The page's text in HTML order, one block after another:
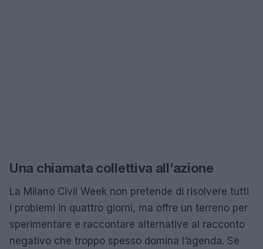
Una chiamata collettiva all’azione
La Milano Civil Week non pretende di risolvere tutti
i problemi in quattro giorni, ma offre un terreno per
sperimentare e raccontare alternative al racconto
negativo che troppo spesso domina l’agenda. Se